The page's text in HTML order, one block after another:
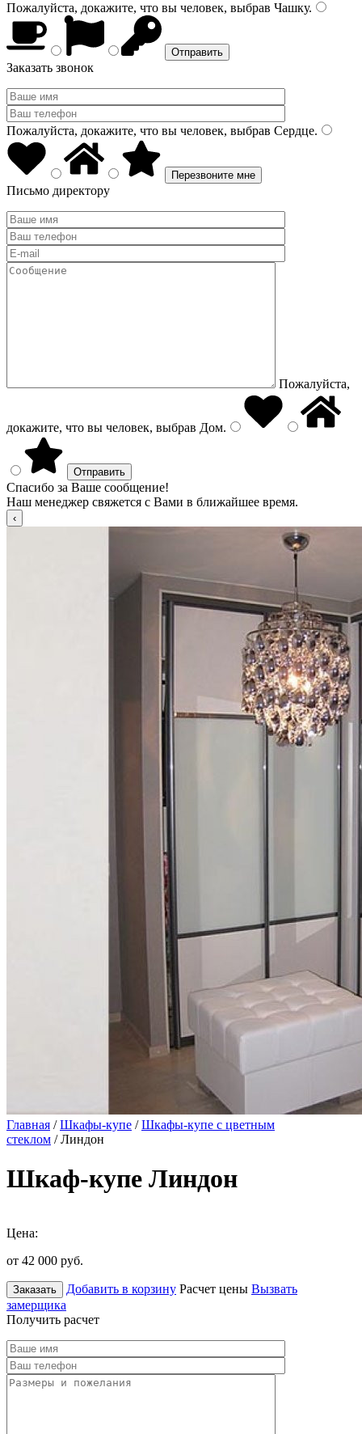
Пожалуйста, докажите, что вы человек, выбрав Чашку.
Заказать звонок
Пожалуйста, докажите, что вы человек, выбрав Сердце.
Письмо директору
Пожалуйста,
докажите, что вы человек, выбрав Дом.
Спасибо за Ваше сообщение!
Наш менеджер свяжется с Вами в ближайшее время.
Главная /Шкафы-купе /Шкафы-купе с цветным
стеклом / Линдон
Шкаф-купе Линдон
Цена:
от 42 000 руб.
Заказать Добавить в корзину Расчет цены Вызвать
замерщика
Получить расчет